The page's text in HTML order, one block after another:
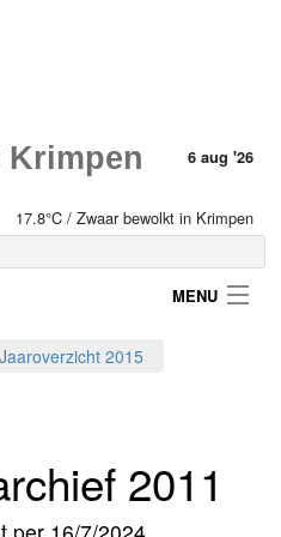
Krimpen 6 aug '26
17.8°C / Zwaar bewolkt in Krimpen
MENU
Jaaroverzicht 2015
2011